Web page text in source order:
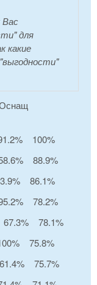
Вас
для
какие
100%
88.9%
86.1%
78.2%
78.1%
75.8%
75.7%